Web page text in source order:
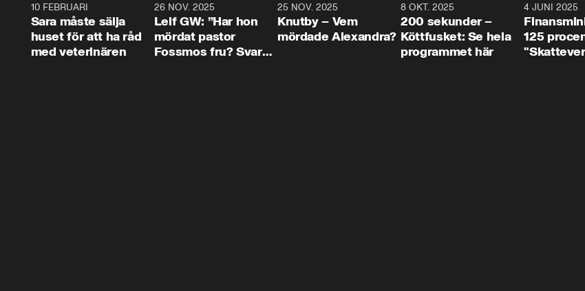
10 FEBRUARI
Sara måste sälja
huset för att ha råd
med veterinären
26 NOV. 2025
Leif GW: ”Har hon
mördat pastor
Fossmos fru? Svar
31:05
25 NOV. 2025
Knutby – Vem
mördade Alexandra?
4:29
8 OKT. 2025
200 sekunder –
Köttfusket: Se hela
programmet här
4 JUNI 2025
125